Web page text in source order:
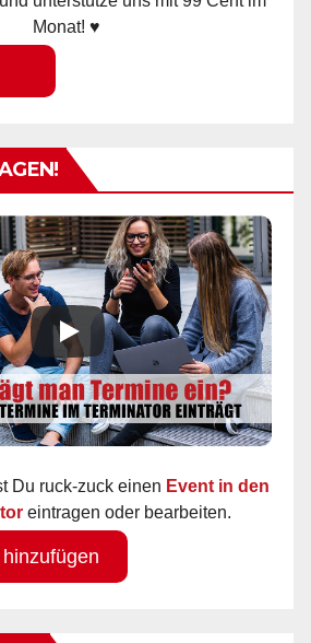
Monat! ♥
Du ruck-zuck einen Event in den
eintragen oder bearbeiten.